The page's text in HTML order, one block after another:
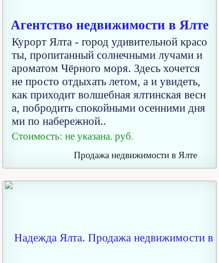
Агентство недвижимости в Ялте
Курорт Ялта - город удивительной красо
ты, пропитанный солнечными лучами и
ароматом Чёрного моря. Здесь хочется
не просто отдыхать летом, а и увидеть,
как приходит волшебная ялтинская весн
а, побродить спокойными осенними дня
ми по набережной..
Стоимость: не указана. руб.
Продажа недвижимости в Ялте